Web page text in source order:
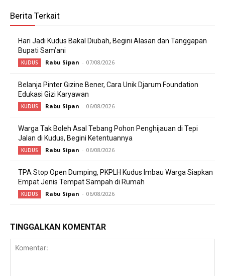
Berita Terkait
Hari Jadi Kudus Bakal Diubah, Begini Alasan dan Tanggapan
Bupati Sam’ani
KUDUS Rabu Sipan - 07/08/2026
Belanja Pinter Gizine Bener, Cara Unik Djarum Foundation
Edukasi Gizi Karyawan
KUDUS Rabu Sipan - 06/08/2026
Warga Tak Boleh Asal Tebang Pohon Penghijauan di Tepi
Jalan di Kudus, Begini Ketentuannya
KUDUS Rabu Sipan - 06/08/2026
TPA Stop Open Dumping, PKPLH Kudus Imbau Warga Siapkan
Empat Jenis Tempat Sampah di Rumah
KUDUS Rabu Sipan - 06/08/2026
TINGGALKAN KOMENTAR